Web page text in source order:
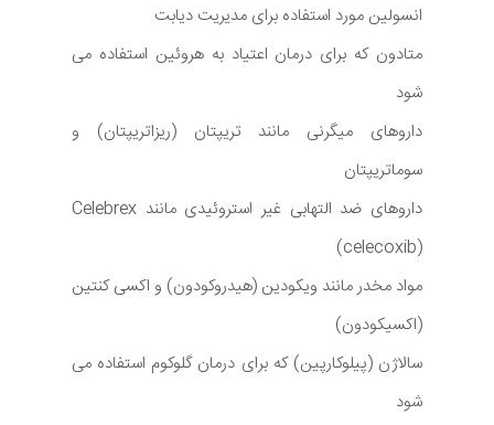
انسولین مورد استفاده برای مدیریت دیابت
متادون که برای درمان اعتیاد به هروئین استفاده می
شود
داروهای میگرنی مانند تریپتان (ریزاتریپتان) و
سوماتریپتان
داروهای ضد التهابی غیر استروئیدی مانند Celebrex
(celecoxib)
مواد مخدر مانند ویکودین (هیدروکودون) و اکسی کنتین
(اکسیکودون)
سالاژن (پیلوکارپین) که برای درمان گلوکوم استفاده می
شود